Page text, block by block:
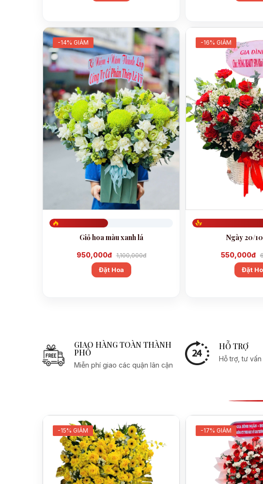
-14% GIẢM
Giỏ hoa màu xanh lá
950,000đ 1,100,000đ
Đặt Hoa
-16% GIẢM
Ngày 20/10
550,000đ
Đặt
GIAO HÀNG TOÀN THÀNH
PHỐ
Miễn phí giao các quận lân cận
HỖ TRỢ
Hỗ trợ, tư
-15% GIẢM -17% GIẢM